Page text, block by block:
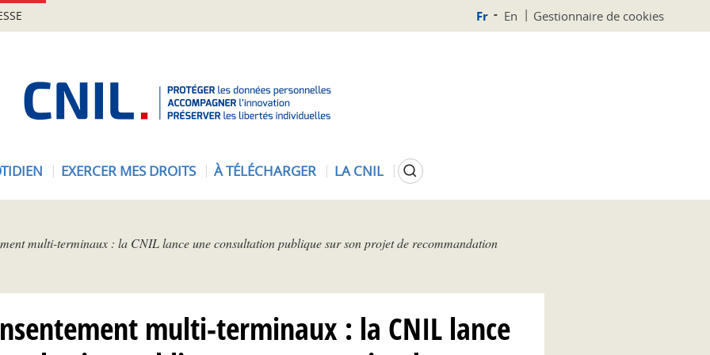
Fr En Gestionnaire de cookies
N
EXERCER MES DROITS À TÉLÉCHARGER LA CNIL Rechercher
multi-terminaux : la CNIL lance une consultation publique sur son projet de recommandation
multi-terminaux : la CNIL lance